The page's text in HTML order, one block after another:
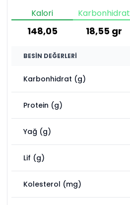
Kalori
148,05
Karbonhidrat
18,55gr
BESIN DEĞERLERI
Karbonhidrat (g)
Protein (g)
Yağ (g)
Lif (g)
Kolesterol (mg)